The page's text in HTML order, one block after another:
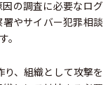
の調査に必要なログ
やサイバー犯罪相談
。
、組織として攻撃を